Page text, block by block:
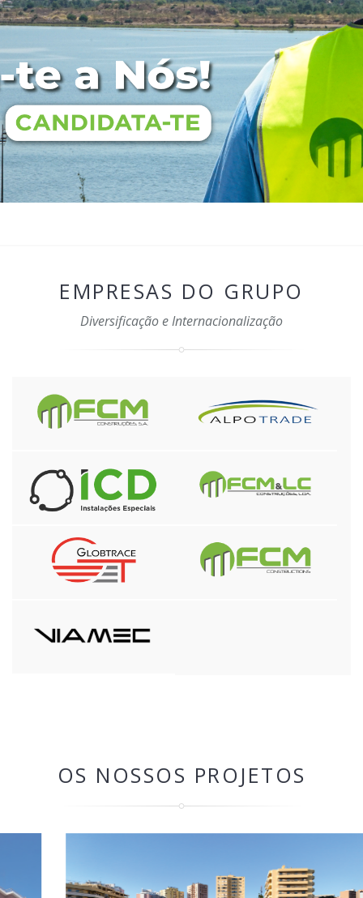
EMPRESAS DO GRUPO
Diversificação e Internacionalização
OS NOSSOS PROJETOS